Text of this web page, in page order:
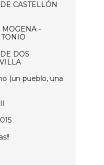
CASTELLÓN
MOGENA -
DOS
(un pueblo, una